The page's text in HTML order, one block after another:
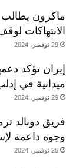
ماكرون
الانتهاكات
29 نوفمبر، 2024
إيران تؤكد
ميدانية في
29 نوفمبر، 2024
فريق دونالد
وجوه داعمة
25 نوفمبر، 2024